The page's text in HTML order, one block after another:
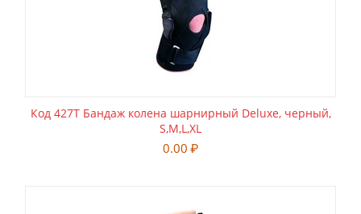
Код 427T Бандаж колена шарнирный Deluxe, черный,
S,M,L,XL
0.00 ₽